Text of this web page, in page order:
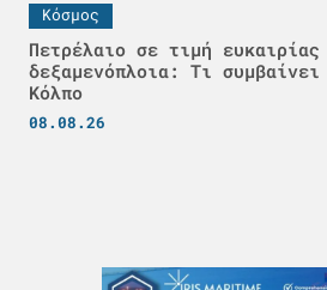
Κόσμος
Πετρέλαιο σε τιμή
δεξαμενόπλοια: Τι
Κόλπο
08.08.26